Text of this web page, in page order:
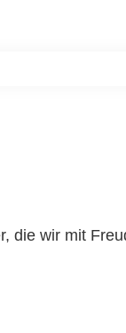
die wir mit